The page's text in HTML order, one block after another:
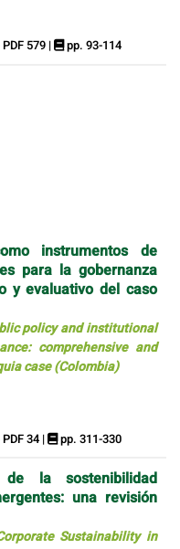
579 | pp. 93-114
instrumentos de
para la gobernanza
y evaluativo del caso
policy and institutional
comprehensive and
case (Colombia)
34 | pp. 311-330
la sostenibilidad
una revisión
Sustainability in